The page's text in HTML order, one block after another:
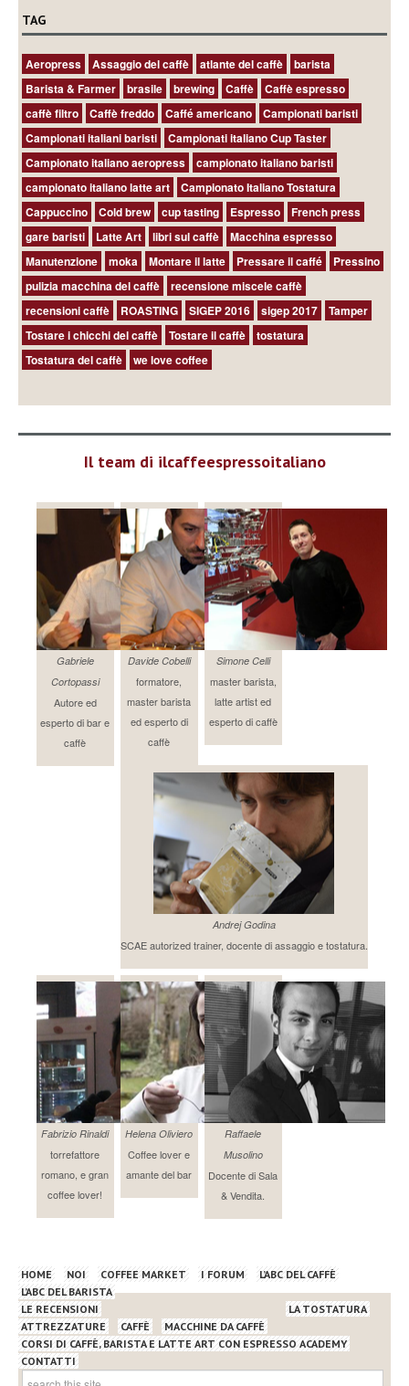
TAG
Aeropress Assaggio del caffè atlante del caffè
barista
Barista & Farmer
brasile brewing Caffè
Caffè espresso
caffè filtro
Caffè freddo Caffé americano
Campionati baristi
Campionati italiani baristi
Campionati italiano Cup Taster
Campionato italiano aeropress
campionato italiano baristi
campionato italiano latte art
Campionato Italiano Tostatura
Cappuccino
Cold brew cup tasting Espresso
French press
gare baristi
Latte Art libri sul caffè
Macchina espresso
Manutenzione
moka Montare il latte Pressare il caffé
Pressino
pulizia macchina del caffè
recensione miscele caffè
recensioni caffè
ROASTING SIGEP 2016 sigep 2017
Tamper
Tostare i chicchi del caffè
Tostare il caffè
tostatura
Tostatura del caffè
we love coffee
Il team di ilcaffeespressoitaliano
Gabriele
Cortopassi
Autore ed
esperto di bar e
caffè
Davide Cobelli
formatore,
master barista
ed esperto di
caffè
Simone Celli
master barista,
latte artist ed
esperto di caffè
Andrej Godina
SCAE autorized trainer, docente di assaggio e tostatura.
Fabrizio Rinaldi
torrefattore
romano, e gran
coffee lover!
Helena Oliviero
Coffee lover e
amante del bar
Raffaele
Musolino
Docente di Sala
& Vendita.
HOME NOI COFFEE MARKET I FORUM
L’ABC DEL CAFFÈ
L’ABC DEL BARISTA
LE RECENSIONI
ATTREZZATURE
CAFFÈ MACCHINE DA CAFFÈ
LA TOSTATURA
CORSI DI CAFFÈ, BARISTA E LATTE ART CON ESPRESSO ACADEMY
CONTATTI